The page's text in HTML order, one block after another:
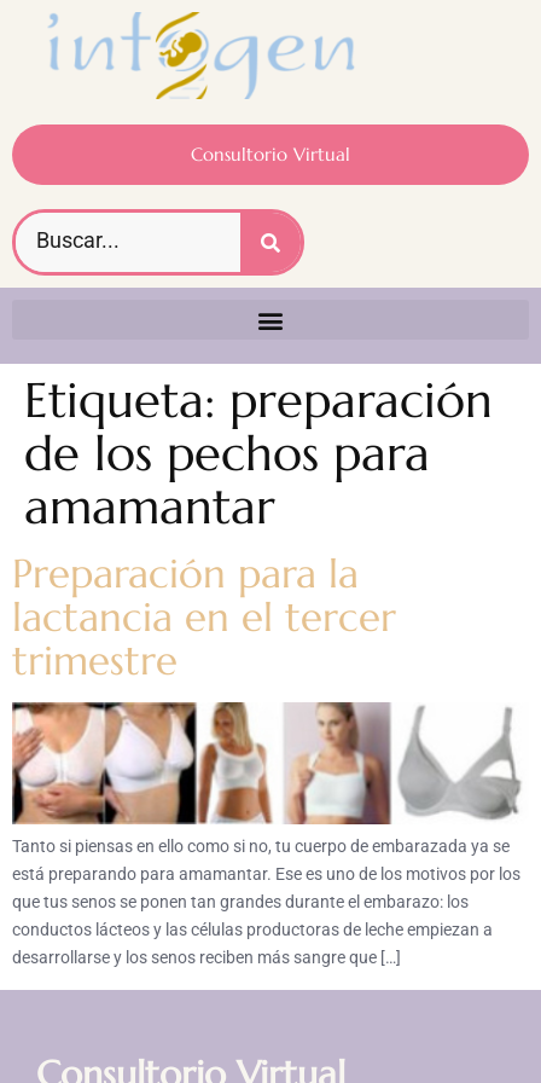
Consultorio Virtual
Etiqueta: preparación
de los pechos para
amamantar
Preparación para la
lactancia en el tercer
trimestre
Tanto si piensas en ello como si no, tu cuerpo de embarazada ya se
está preparando para amamantar. Ese es uno de los motivos por los
que tus senos se ponen tan grandes durante el embarazo: los
conductos lácteos y las células productoras de leche empiezan a
desarrollarse y los senos reciben más sangre que […]
Consultorio Virtual